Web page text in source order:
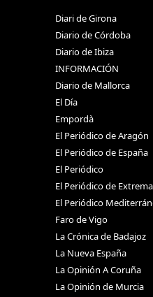
Diari de Girona
Diario de Córdoba
Diario de Ibiza
INFORMACIÓN
Diario de Mallorca
El Día
Empordà
El Periódico de Aragón
El Periódico de España
El Periódico
El Periódico de
El Periódico
Faro de Vigo
La Crónica de Badajoz
La Nueva España
La Opinión A Coruña
La Opinión de Murcia